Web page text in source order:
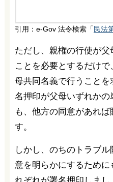
引用：e-Gov 法令検索「 民法
ただし、親権の行使が父
ことを必要とするだけ
母共同名義で行うこと
名押印が父母いずれか
も、他方の同意があれ
す。
しかし、のちのトラブ
意を明らかにするため